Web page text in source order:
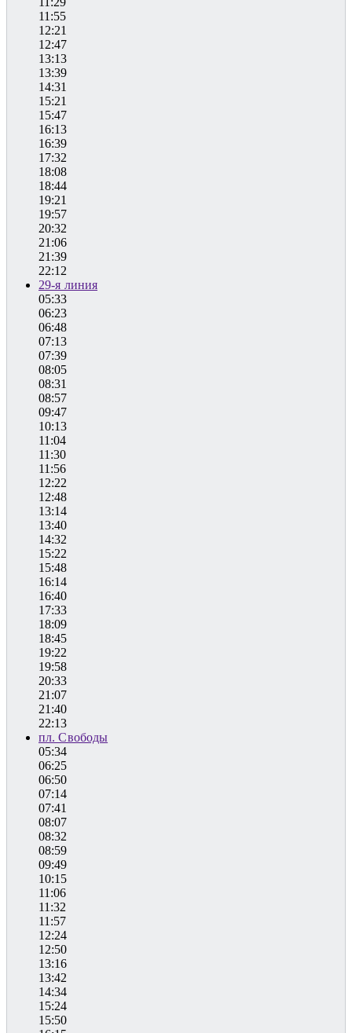
11:55
12:21
12:47
13:13
13:39
14:31
15:21
15:47
16:13
16:39
17:32
18:08
18:44
19:21
19:57
20:32
21:06
21:39
22:12
29-я линия
05:33
06:23
06:48
07:13
07:39
08:05
08:31
08:57
09:47
10:13
11:04
11:30
11:56
12:22
12:48
13:14
13:40
14:32
15:22
15:48
16:14
16:40
17:33
18:09
18:45
19:22
19:58
20:33
21:07
21:40
22:13
пл. Свободы
05:34
06:25
06:50
07:14
07:41
08:07
08:32
08:59
09:49
10:15
11:06
11:32
11:57
12:24
12:50
13:16
13:42
14:34
15:24
15:50